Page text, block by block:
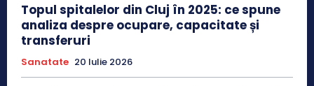
Topul spitalelor din Cluj în 2025: ce spune
analiza despre ocupare, capacitate și
transferuri
Sanatate 20 Iulie 2026